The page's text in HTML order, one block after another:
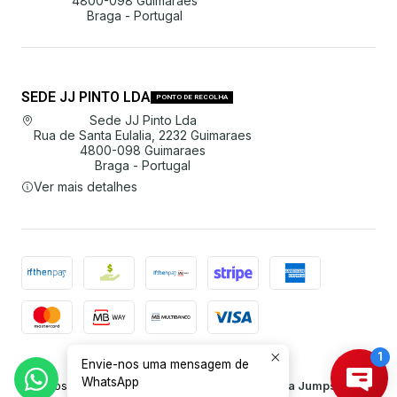
Braga - Portugal
SEDE JJ PINTO LDA PONTO DE RECOLHA
Sede JJ Pinto Lda
Rua de Santa Eulalia, 2232 Guimaraes
4800-098 Guimaraes
Braga - Portugal
Ver mais detalhes
2026 JJ Pinto Lda.
Todos os Direitos Reservados.
Com tecnologia Jumpseller.
Envie-nos uma mensagem de
WhatsApp